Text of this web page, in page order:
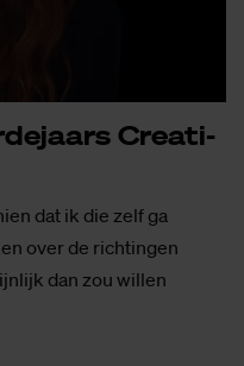
Cre­a­ti­
dat ik die zelf ga
over de richtingen
dan zou willen